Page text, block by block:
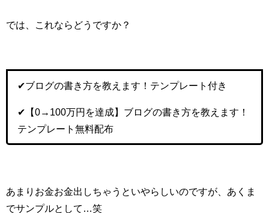
では、これならどうですか？
✔︎ブログの書き方を教えます！テンプレート付き
✔︎【0→100万円を達成】ブログの書き方を教えます！
テンプレート無料配布
あまりお金お金出しちゃうといやらしいのですが、あくま
でサンプルとして…笑